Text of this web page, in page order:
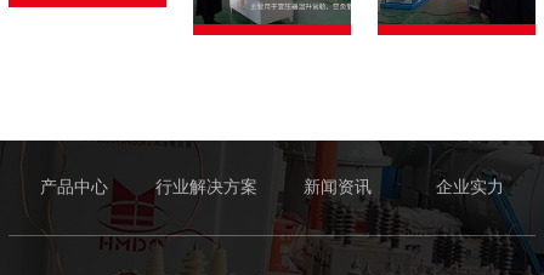
产品中心 行业解决方案 新闻资讯 企业实力